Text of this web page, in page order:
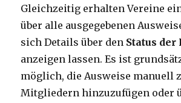
Gleichzeitig erhalten Vereine
über alle ausgegebenen
sich Details über den Status der
anzeigen lassen. Es ist
möglich, die Ausweise manuell
Mitgliedern hinzuzufügen oder